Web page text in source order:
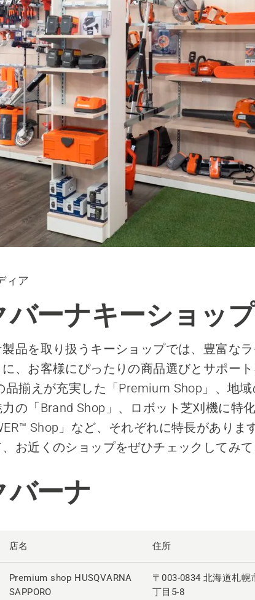
ィア
バーナキーショッ
品を取り扱うキーショップでは、豊富な
、お客様にぴったりの商品選びとサポー
品揃えが充実した「Premium Shop」、地
の「Brand Shop」、ロボット芝刈機に特
Shop」など、それぞれに特長がありま
お近くのショップをぜひチェックしてみて
バーナ
店名 住所
Premium shop HUSQVARNA
SAPPORO
〒003-0834 北海道札幌
丁目5-8